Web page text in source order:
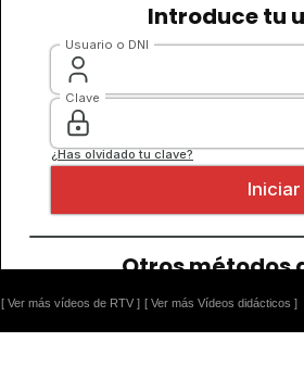
[ Ver más vídeos de RTV ] [ Ver más Vídeos didácticos ]